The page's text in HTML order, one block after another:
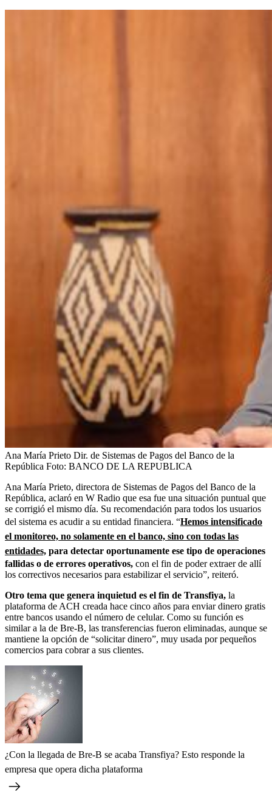
Ana María Prieto Dir. de Sistemas de Pagos del Banco de la
República Foto: BANCO DE LA REPUBLICA
Ana María Prieto, directora de Sistemas de Pagos del Banco de la
República, aclaró en W Radio que esa fue una situación puntual que
se corrigió el mismo día. Su recomendación para todos los usuarios
del sistema es acudir a su entidad financiera. “Hemos intensificado
el monitoreo, no solamente en el banco, sino con todas las
entidades, para detectar oportunamente ese tipo de operaciones
fallidas o de errores operativos, con el fin de poder extraer de allí
los correctivos necesarios para estabilizar el servicio”, reiteró.
Otro tema que genera inquietud es el fin de Transfiya, la
plataforma de ACH creada hace cinco años para enviar dinero gratis
entre bancos usando el número de celular. Como su función es
similar a la de Bre-B, las transferencias fueron eliminadas, aunque se
mantiene la opción de “solicitar dinero”, muy usada por pequeños
comercios para cobrar a sus clientes.
¿Con la llegada de Bre-B se acaba Transfiya? Esto responde la
empresa que opera dicha plataforma